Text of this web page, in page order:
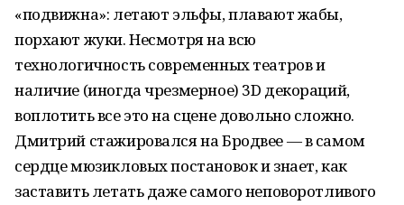
«подвижна»: летают эльфы, плавают жабы,
порхают жуки. Несмотря на всю
технологичность современных театров и
наличие (иногда чрезмерное) 3D декораций,
воплотить все это на сцене довольно сложно.
Дмитрий стажировался на Бродвее — в самом
сердце мюзикловых постановок и знает, как
заставить летать даже самого неповоротливого